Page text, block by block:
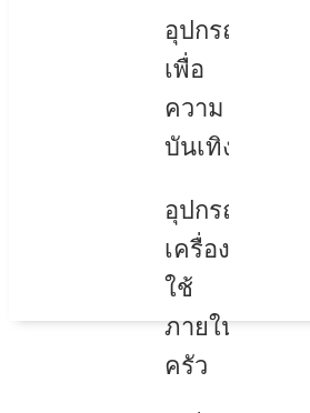
อุปกรณ์
เพื่อ
ความ
บันเทิง
อุปกรณ์
เครื่อง
ใช้
ภายใน
ครัว